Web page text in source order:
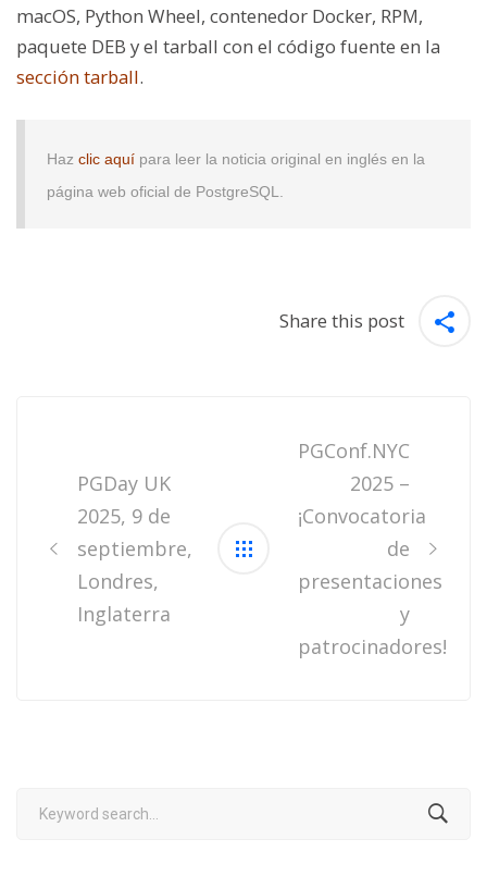
macOS, Python Wheel, contenedor Docker, RPM,
paquete DEB y el tarball con el código fuente en la
sección tarball.
Haz clic aquí para leer la noticia original en inglés en la
página web oficial de PostgreSQL.
Share this post
PGDay UK
2025, 9 de
septiembre,
Londres,
Inglaterra
PGConf.NYC
2025 –
¡Convocatoria
de
presentaciones
y
patrocinadores!
Search